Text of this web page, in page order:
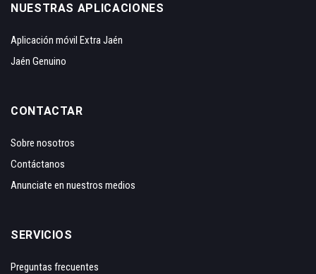
NUESTRAS APLICACIONES
Aplicación móvil Extra Jaén
Jaén Genuino
CONTACTAR
Sobre nosotros
Contáctanos
Anunciate en nuestros medios
SERVICIOS
Preguntas frecuentes